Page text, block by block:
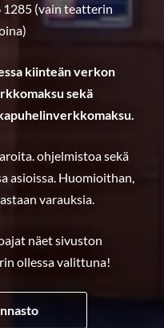
1285 (vain teatterin
kiinteän verkon
sekä
ohjelmistoa sekä
asioissa. Huomioithan,
varauksia.
näet sivuston
ollessa valittuna!